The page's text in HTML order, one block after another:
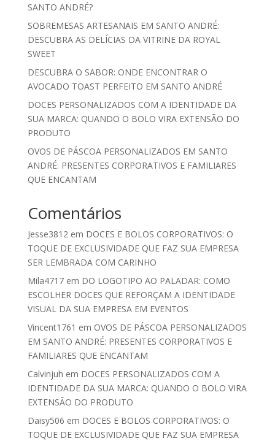
SANTO ANDRÉ?
SOBREMESAS ARTESANAIS EM SANTO ANDRÉ:
DESCUBRA AS DELÍCIAS DA VITRINE DA ROYAL
SWEET
DESCUBRA O SABOR: ONDE ENCONTRAR O
AVOCADO TOAST PERFEITO EM SANTO ANDRÉ
DOCES PERSONALIZADOS COM A IDENTIDADE DA
SUA MARCA: QUANDO O BOLO VIRA EXTENSÃO DO
PRODUTO
OVOS DE PÁSCOA PERSONALIZADOS EM SANTO
ANDRÉ: PRESENTES CORPORATIVOS E FAMILIARES
QUE ENCANTAM
Comentários
Jesse3812em DOCES E BOLOS CORPORATIVOS: O
TOQUE DE EXCLUSIVIDADE QUE FAZ SUA EMPRESA
SER LEMBRADA COM CARINHO
Mila4717em DO LOGOTIPO AO PALADAR: COMO
ESCOLHER DOCES QUE REFORÇAM A IDENTIDADE
VISUAL DA SUA EMPRESA EM EVENTOS
Vincent1761 em OVOS DE PÁSCOA PERSONALIZADOS
EM SANTO ANDRÉ: PRESENTES CORPORATIVOS E
FAMILIARES QUE ENCANTAM
Calvinjuh em DOCES PERSONALIZADOS COM A
IDENTIDADE DA SUA MARCA: QUANDO O BOLO VIRA
EXTENSÃO DO PRODUTO
Daisy506 em DOCES E BOLOS CORPORATIVOS: O
TOQUE DE EXCLUSIVIDADE QUE FAZ SUA EMPRESA